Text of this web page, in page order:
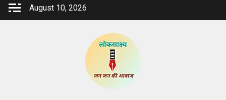
Skip
August 10, 2026